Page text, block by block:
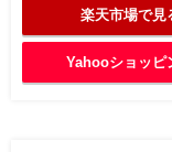
楽天市場で見
Yahooショッピ